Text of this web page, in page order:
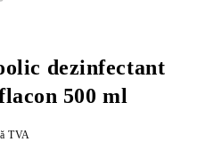
dezinfectant
500 ml
TVA